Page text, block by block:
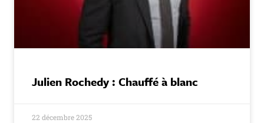
Julien Rochedy : Chauffé à blanc
22 décembre 2025